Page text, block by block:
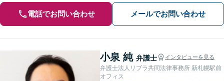
電話でお問い合わせ メールでお問い合わせ
小泉 純 弁護士 インタビューを見る
弁護士法人リブラ共同法律事務所 新札幌駅前
オフィス